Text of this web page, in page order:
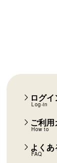
ログ
Log-in
ご利用
How to
よく
FAQ